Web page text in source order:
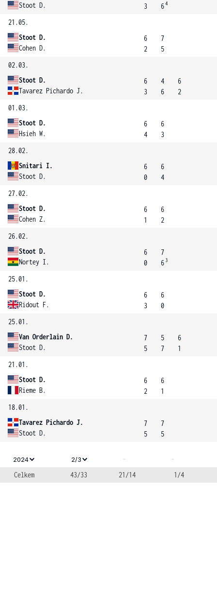
Stoot D.
3
64
21.05.
Stoot D.
Cohen D.
6
2
7
5
02.03.
Stoot D.
Tavarez Pichardo J.
6
3
4
6
6
2
01.03.
Stoot D.
Hsieh W.
6
4
6
3
28.02.
Snitari I.
Stoot D.
6
0
6
4
27.02.
Stoot D.
Cohen Z.
6
1
6
2
26.02.
Stoot D.
Nortey I.
6
0
7
6 3
25.01.
Stoot D.
Ridout F.
6
3
6
0
25.01.
Van Orderlain D.
Stoot D.
7
5
5
7
6
1
21.01.
Stoot D.
Rieme B.
6
2
6
1
18.01.
Tavarez Pichardo J.
Stoot D.
7
5
7
5
2024 2/3 -
-
Celkem
43/33 21/14 1/4